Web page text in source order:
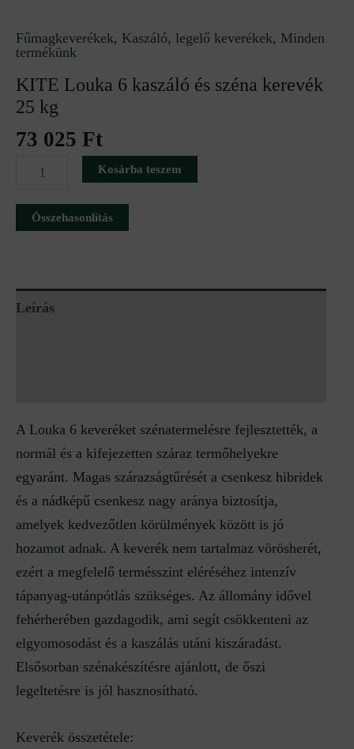
Fűmagkeverékek, Kaszáló, legelő keverékek, Minden
termékünk
KITE Louka 6 kaszáló és széna kerevék
25 kg
73 025 Ft
Kosárba teszem
Összehasonlítás
Leírás
A Louka 6 keveréket szénatermelésre fejlesztették, a
normál és a kifejezetten száraz termőhelyekre
egyaránt. Magas szárazságtűrését a csenkesz hibridek
és a nádképű csenkesz nagy aránya biztosítja,
amelyek kedvezőtlen körülmények között is jó
hozamot adnak. A keverék nem tartalmaz vörösherét,
ezért a megfelelő termésszint eléréséhez intenzív
tápanyag-utánpótlás szükséges. Az állomány idővel
fehérherében gazdagodik, ami segít csökkenteni az
elgyomosodást és a kaszálás utáni kiszáradást.
Elsősorban szénakészítésre ajánlott, de őszi
legeltetésre is jól hasznosítható.
Keverék összetétele: